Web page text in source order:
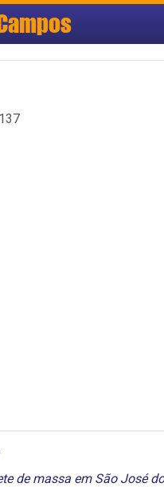
de massa em São José